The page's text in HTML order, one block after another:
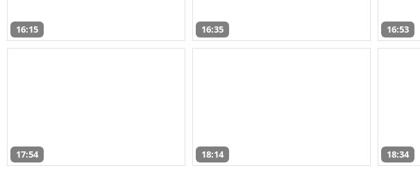
16:15 16:35 16:53
17:54 18:14 18:34